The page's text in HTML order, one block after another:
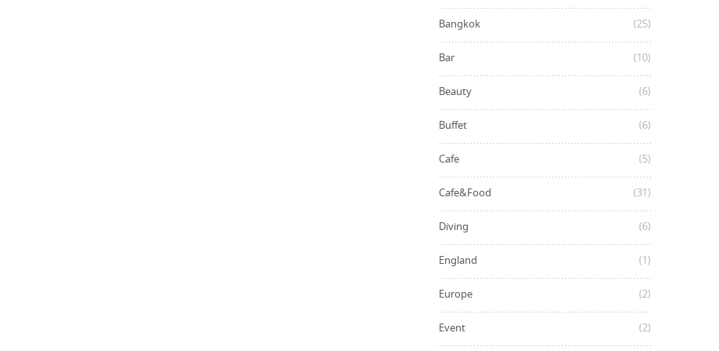
Bangkok (25)
Bar (10)
Beauty (6)
Buffet (6)
Cafe (5)
Cafe&Food (31)
Diving (6)
England (1)
Europe (2)
Event (2)